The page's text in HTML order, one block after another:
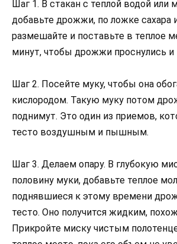
Шаг 1. В стакан с теплой водой или
добавьте дрожжи, по ложке сахара
размешайте и поставьте в теплое
минут, чтобы дрожжи проснулись и
Шаг 2. Посейте муку, чтобы она
кислородом. Такую муку потом
поднимут. Это один из приемов,
тесто воздушным и пышным.
Шаг 3. Делаем опару. В глубокую
половину муки, добавьте теплое
поднявшиеся к этому времени
тесто. Оно получится жидким,
Прикройте миску чистым